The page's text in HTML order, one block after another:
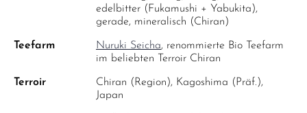
edelbitter (Fukamushi + Yabukita),
gerade, mineralisch (Chiran)
Teefarm Nuruki Seicha, renommierte Bio Teefarm
im beliebten Terroir Chiran
Terroir
Chiran (Region), Kagoshima (Präf.),
Japan